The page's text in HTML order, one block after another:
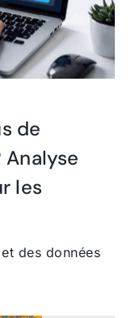
de
Analyse
les
des données